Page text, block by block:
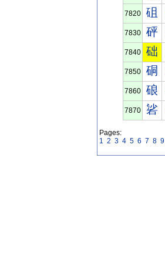
7820 砠
7830 砰
7840 础
7850 硐
7860 硠
7870 硰
Pages:
1 2 3 4 5 6 7 8 9